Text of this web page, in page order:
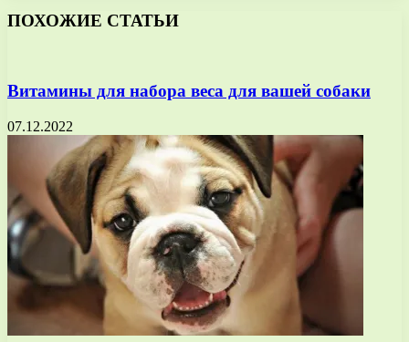
ПОХОЖИЕ СТАТЬИ
Витамины для набора веса для вашей собаки
07.12.2022